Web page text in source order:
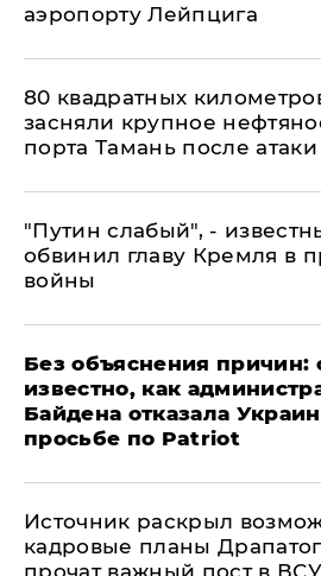
аэропорту Лейпцига
80 квадратных
засняли крупное
порта Тамань после
​"Путин слабый", -
обвинил главу Кремля в
войны
Без объяснения причин:
известно, как
Байдена отказала
просьбе по Patriot
​Источник раскрыл
кадровые планы
прочат важный пост в ВСУ